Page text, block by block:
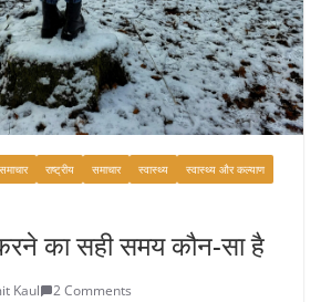
राष्ट्रीय समाचार स्वास्थ्य
स्वास्थ्य और कल्याण
का सही समय कौन-सा है
Kaul 2 Comments